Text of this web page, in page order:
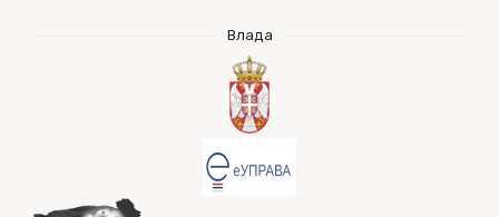
Влада